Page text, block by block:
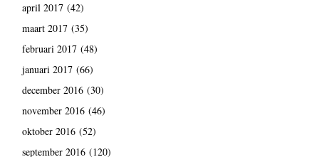
april 2017(42)
maart 2017(35)
februari 2017(48)
januari 2017(66)
december 2016(30)
november 2016(46)
oktober 2016(52)
september 2016(120)